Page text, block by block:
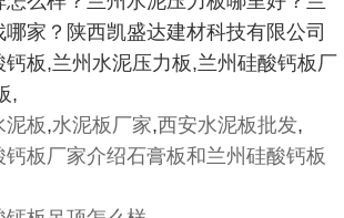
家？陕西凯盛达建材科技有限公司
板,兰州水泥压力板,兰州硅酸钙板厂
,
泥板,水泥板厂家,西安水泥板批发,
钙板厂家介绍石膏板和兰州硅酸钙板